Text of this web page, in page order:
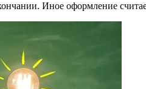
Иное оформление